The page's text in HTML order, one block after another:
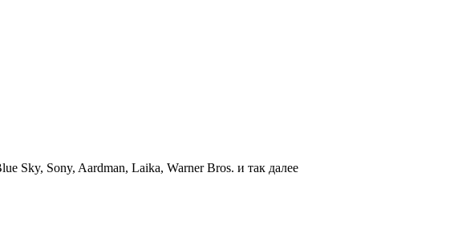
Sky, Sony, Aardman, Laika, Warner Bros. и так далее